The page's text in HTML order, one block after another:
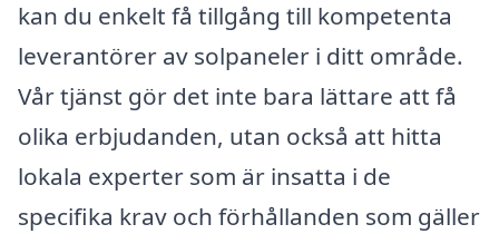
kan du enkelt få tillgång till kompetenta
leverantörer av solpaneler i ditt område.
Vår tjänst gör det inte bara lättare att få
olika erbjudanden, utan också att hitta
lokala experter som är insatta i de
specifika krav och förhållanden som gäller